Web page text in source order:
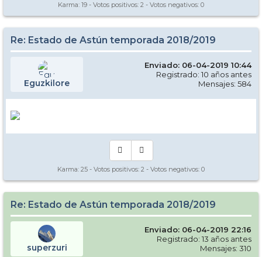
Karma: 19 - Votos positivos: 2 - Votos negativos: 0
Re: Estado de Astún temporada 2018/2019
Eguzkilore
Enviado: 06-04-2019 10:44
Registrado: 10 años antes
Mensajes: 584
Karma: 25 - Votos positivos: 2 - Votos negativos: 0
Re: Estado de Astún temporada 2018/2019
superzuri
Enviado: 06-04-2019 22:16
Registrado: 13 años antes
Mensajes: 310